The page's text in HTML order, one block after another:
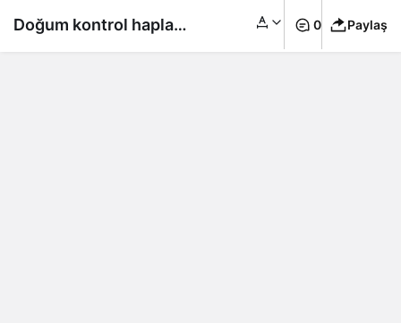
Doğum kontrol hapları 0 Paylaş